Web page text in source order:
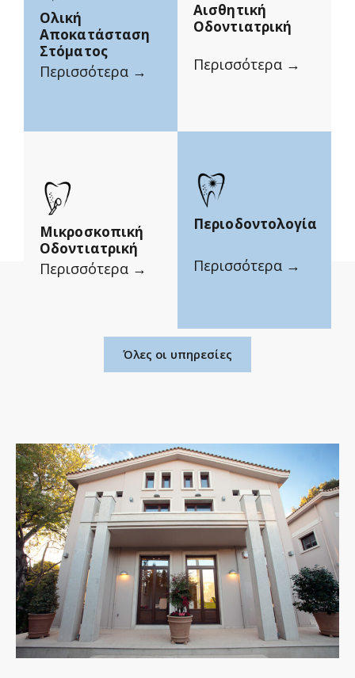
Ολική
Αποκατάσταση
Στόματος
Περισσότερα →
Αισθητική
Οδοντιατρική
Περισσότερα →
Μικροσκοπική
Οδοντιατρική
Περισσότερα →
Περιοδοντολογία
Περισσότερα →
Όλες οι υπηρεσίες